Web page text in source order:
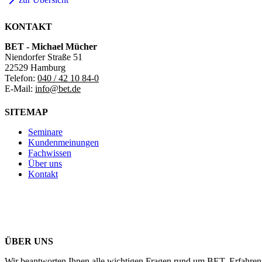
KONTAKT
BET - Michael Mücher
Niendorfer Straße 51
22529 Hamburg
Telefon: 040 / 42 10 84-0
E-Mail: info@bet.de
SITEMAP
Seminare
Kundenmeinungen
Fachwissen
Über uns
Kontakt
ÜBER UNS